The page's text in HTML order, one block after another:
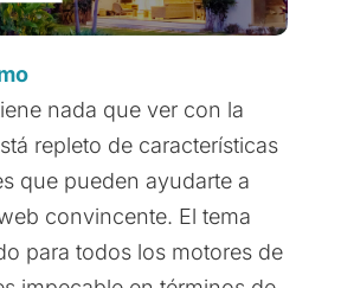
nada que ver con la
repleto de características
que pueden ayudarte a
convincente. El tema
para todos los motores de